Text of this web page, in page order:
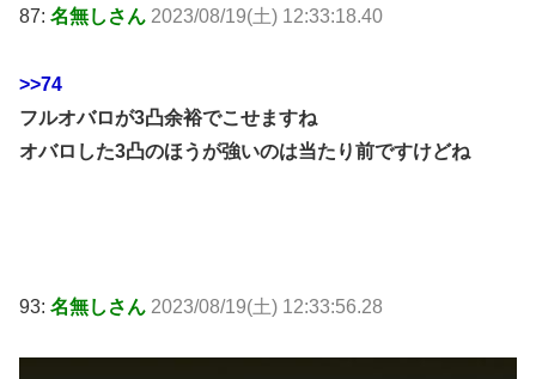
87: 名無しさん 2023/08/19(土) 12:33:18.40
>>74
フルオバロが3凸余裕でこせますね
オバロした3凸のほうが強いのは当たり前ですけどね
93: 名無しさん 2023/08/19(土) 12:33:56.28